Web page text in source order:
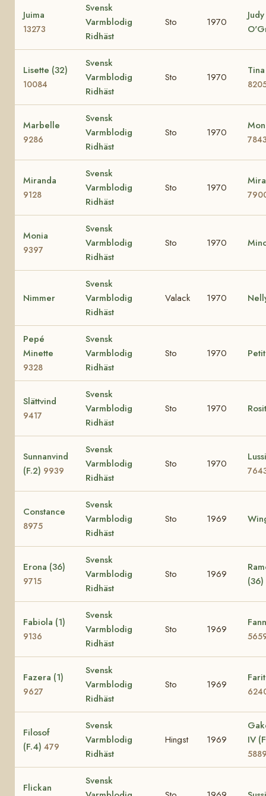
Juima
13273
Svensk
Varmblodig
Ridhäst
Sto 1970
Judy
Lisette (32)
10084
Svensk
Varmblodig
Ridhäst
Sto 1970
Marbelle
9286
Svensk
Varmblodig
Ridhäst
Sto 1970
Miranda
9128
Svensk
Varmblodig
Ridhäst
Sto 1970
Monia
9397
Svensk
Varmblodig
Ridhäst
Sto 1970
Nimmer
Svensk
Varmblodig
Ridhäst
Valack 1970
Pepé
Minette
9328
Svensk
Varmblodig
Ridhäst
Sto 1970
Slättvind
9417
Svensk
Varmblodig
Ridhäst
Sto 1970
Sunnanvind
(F.2) 9939
Svensk
Varmblodig
Ridhäst
Sto 1970
Constance
8975
Svensk
Varmblodig
Ridhäst
Sto 1969
Erona (36)
9715
Svensk
Varmblodig
Ridhäst
Sto 1969
(36)
Fabiola (1)
9136
Svensk
Varmblodig
Ridhäst
Sto 1969
Fazera (1)
9627
Svensk
Varmblodig
Ridhäst
Sto 1969
Filosof
(F.4) 479
Svensk
Varmblodig
Ridhäst
Hingst 1969
IV
Flickan
Svensk